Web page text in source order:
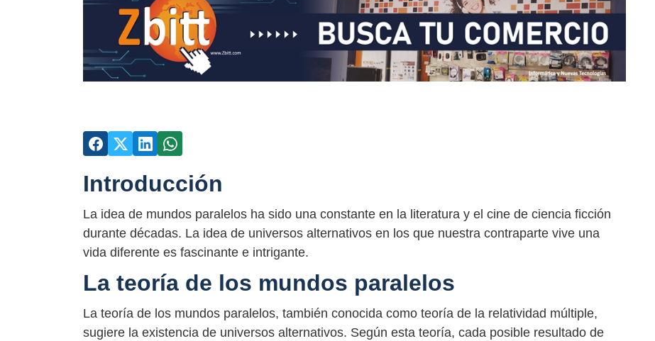
Introducción
La idea de mundos paralelos ha sido una constante en la literatura y el cine de ciencia ficción
durante décadas. La idea de universos alternativos en los que nuestra contraparte vive una
vida diferente es fascinante e intrigante.
La teoría de los mundos paralelos
La teoría de los mundos paralelos, también conocida como teoría de la relatividad múltiple,
sugiere la existencia de universos alternativos. Según esta teoría, cada posible resultado de